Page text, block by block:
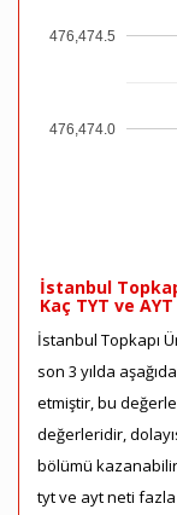
476,474.0
476,474.5
İstanbul
Kaç TYT ve
İstanbul Topkapı
son 3 yılda
etmiştir, bu
değerleridir,
bölümü
tyt ve ayt neti